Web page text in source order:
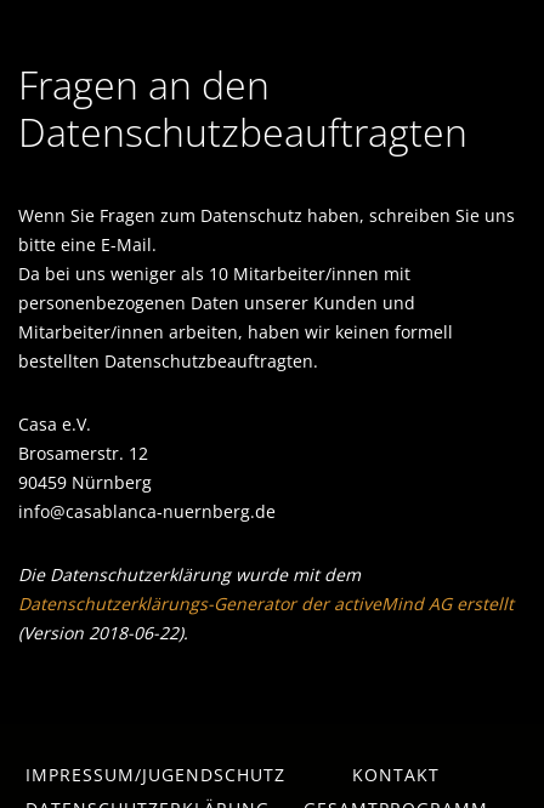
Fragen an den
Datenschutzbeauftragten
Wenn Sie Fragen zum Datenschutz haben, schreiben Sie uns
bitte eine E-Mail.
Da bei uns weniger als 10 Mitarbeiter/innen mit
personenbezogenen Daten unserer Kunden und
Mitarbeiter/innen arbeiten, haben wir keinen formell
bestellten Datenschutzbeauftragten.
Casa e.V.
Brosamerstr. 12
90459 Nürnberg
info@casablanca-nuernberg.de
Die Datenschutzerklärung wurde mit dem
Datenschutzerklärungs-Generator der activeMind AG erstellt
(Version 2018-06-22).
IMPRESSUM/JUGENDSCHUTZ
KONTAKT